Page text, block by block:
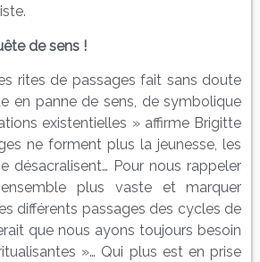
de sens !
rites de passages fait sans doute
en panne de sens, de symbolique
existentielles » affirme Brigitte
ne forment plus la jeunesse, les
désacralisent… Pour nous rappeler
plus vaste et marquer
différents passages des cycles de
que nous ayons toujours besoin
»… Qui plus est en prise